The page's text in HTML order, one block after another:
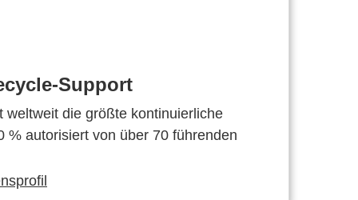
Support
weltweit die größte kontinuierliche
% autorisiert von über 70 führenden